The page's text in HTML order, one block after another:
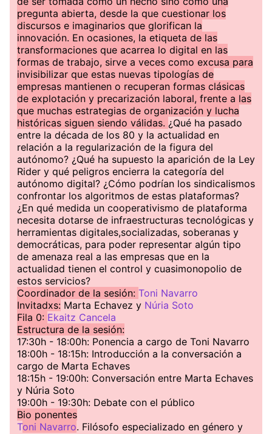
pregunta abierta, desde la que cuestionar los
discursos e imaginarios que glorifican la
innovación. En ocasiones, la etiqueta de las
transformaciones que acarrea lo digital en las
formas de trabajo, sirve a veces como excusa para
invisibilizar que estas nuevas tipologías de
empresas mantienen o recuperan formas clásicas
de explotación y precarización laboral, frente a las
que muchas estrategias de organización y lucha
históricas siguen siendo válidas. ¿Qué ha pasado
entre la década de los 80 y la actualidad en
relación a la regularización de la figura del
autónomo? ¿Qué ha supuesto la aparición de la Ley
Rider y qué peligros encierra la categoría del
autónomo digital? ¿Cómo podrían los sindicalismos
confrontar los algoritmos de estas plataformas?
¿En qué medida un cooperativismo de plataforma
necesita dotarse de infraestructuras tecnológicas y
herramientas digitales,socializadas, soberanas y
democráticas, para poder representar algún tipo
de amenaza real a las empresas que en la
actualidad tienen el control y cuasimonopolio de
estos servicios?
Coordinador de la sesión: Toni Navarro
Invitadxs: Marta Echavez y Núria Soto
Fila 0: Ekaitz Cancela
Estructura de la sesión:
17:30h - 18:00h: Ponencia a cargo de Toni Navarro
18:00h - 18:15h: Introducción a la conversación a
cargo de Marta Echaves
18:15h - 19:00h: Conversación entre Marta Echaves
y Núria Soto
19:00h - 19:30h: Debate con el público
Bio ponentes
Toni Navarro. Filósofo especializado en género y